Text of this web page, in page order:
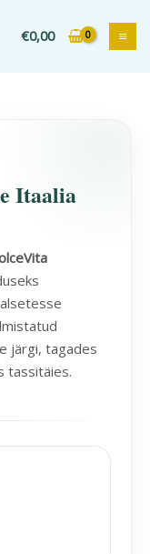
€0,00
Itaalia
järgi, tagades
tassitäies.